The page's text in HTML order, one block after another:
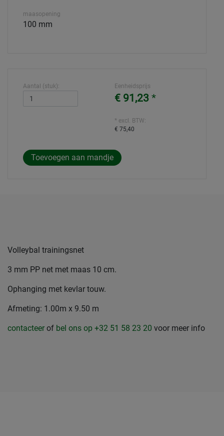
maasopening
100 mm
Aantal (stuk): Eenheidsprijs
€ 91,23 *
* excl. BTW:
€ 75,40
Volleybal trainingsnet
3 mm PP net met maas 10 cm.
Ophanging met kevlar touw.
Afmeting: 1.00m x 9.50 m
contacteer of bel ons op +32 51 58 23 20 voor meer info